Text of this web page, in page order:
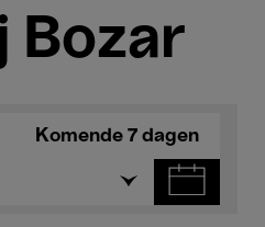
Bozar
Komende 7 dagen